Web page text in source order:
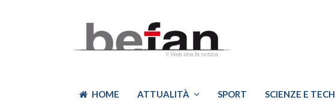
HOME ATTUALITÀ SPORT SCIENZE E TECH